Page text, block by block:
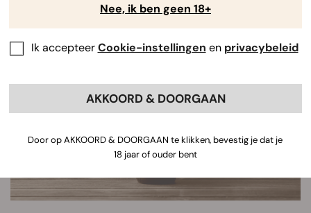
Nee, ik ben geen 18+
Ik accepteerCookie-instellingen en privacybeleid
AKKOORD & DOORGAAN
Door op AKKOORD & DOORGAAN te klikken, bevestig je dat je
18 jaar of ouder bent